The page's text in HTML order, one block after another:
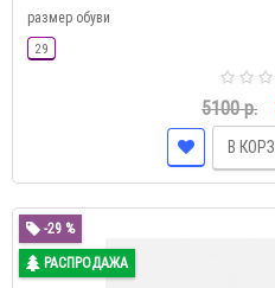
размер обуви
29
5100 р.
В
-29 %
РАСПРОДАЖА